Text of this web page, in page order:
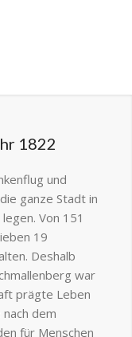
1822
und
ganze Stadt in
Von 151
19
Deshalb
war
prägte Leben
dem
für Menschen